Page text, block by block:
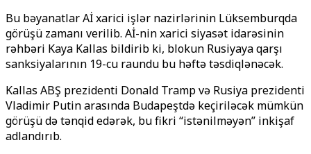
Bu bəyanatlar Aİ xarici işlər nazirlərinin Lüksemburqda
görüşü zamanı verilib. Aİ-nin xarici siyasət idarəsinin
rəhbəri Kaya Kallas bildirib ki, blokun Rusiyaya qarşı
sanksiyalarının 19-cu raundu bu həftə təsdiqlənəcək.
Kallas ABŞ prezidenti Donald Tramp və Rusiya prezidenti
Vladimir Putin arasında Budapeştdə keçiriləcək mümkün
görüşü də tənqid edərək, bu fikri “istənilməyən” inkişaf
adlandırıb.